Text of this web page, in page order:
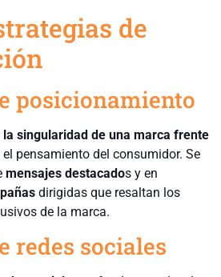
de
posicionamiento
singularidad de una marca frente
el pensamiento del consumidor. Se
mensajes destacados y en
dirigidas que resaltan los
de la marca.
redes sociales